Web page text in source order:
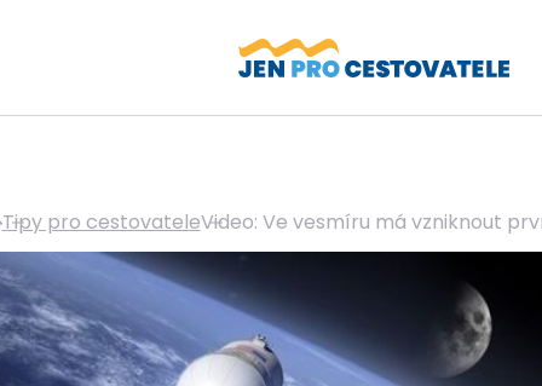
Tipy pro cestovateleVideo: Ve vesmíru má vzniknout